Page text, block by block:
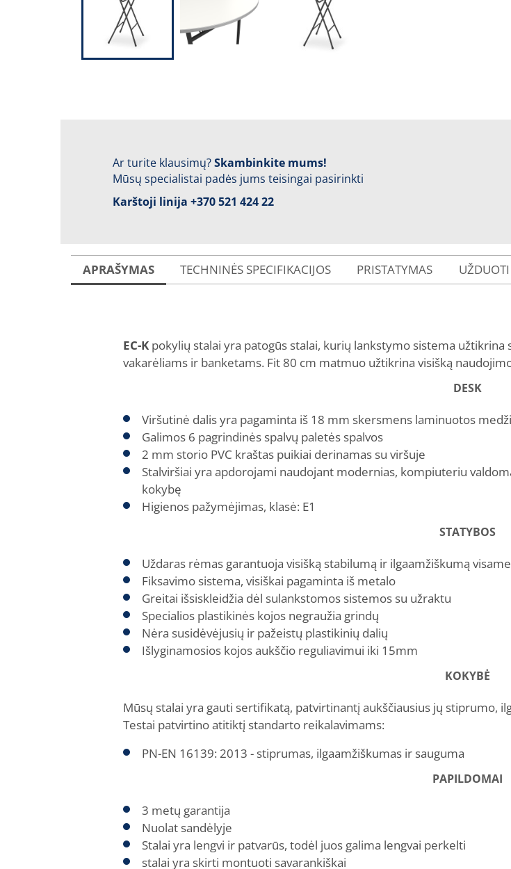
Ar turite klausimų?Skambinkite mums!
Mūsų specialistai padės jums teisingai pasirinkti
Karštoji linija +370 521 424 22
APRAŠYMAS TECHNINĖS SPECIFIKACIJOS PRISTATYMAS
EC-K pokylių stalai yra patogūs stalai, kurių lankstymo sistema
vakarėliams ir banketams. Fit 80 cm matmuo užtikrina visišką
DESK
Viršutinė dalis yra pagaminta iš 18 mm skersmens laminuotos
Galimos 6 pagrindinės spalvų paletės spalvos
2 mm storio PVC kraštas puikiai derinamas su viršuje
Stalviršiai yra apdorojami naudojant modernias, kompiuteriu
kokybę
Higienos pažymėjimas, klasė: E1
STATYBOS
Uždaras rėmas garantuoja visišką stabilumą ir ilgaamžiškumą
Fiksavimo sistema, visiškai pagaminta iš metalo
Greitai išsiskleidžia dėl sulankstomos sistemos su užraktu
Specialios plastikinės kojos negraužia grindų
Nėra susidėvėjusių ir pažeistų plastikinių dalių
Išlyginamosios kojos aukščio reguliavimui iki 15mm
KOKYBĖ
Mūsų stalai yra gauti sertifikatą, patvirtinantį aukščiausius jų stiprumo,
Testai patvirtino atitiktį standarto reikalavimams:
PN-EN 16139: 2013 - stiprumas, ilgaamžiškumas ir sauguma
PAPILDOMAI
3 metų garantija
Nuolat sandėlyje
Stalai yra lengvi ir patvarūs, todėl juos galima lengvai perkelti
stalai yra skirti montuoti savarankiškai